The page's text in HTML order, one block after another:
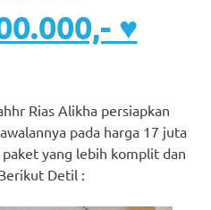
♥
Rias Alikha persiapkan
pada harga 17 juta
yang lebih komplit dan
Detil :